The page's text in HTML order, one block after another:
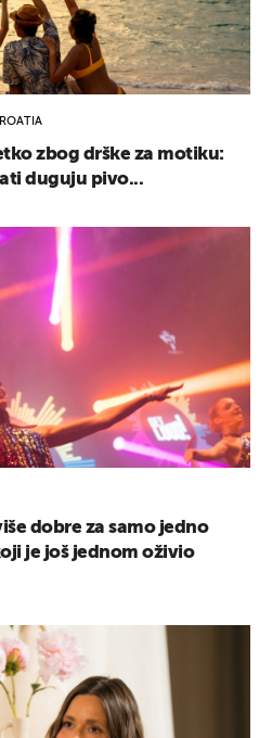
zbog drške za motiku:
duguju pivo...
dobre za samo jedno
je još jednom oživio